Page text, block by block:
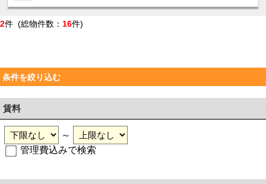
2件 (総物件数： 16件)
条件を絞り込む
賃料
～
管理費込みで検索